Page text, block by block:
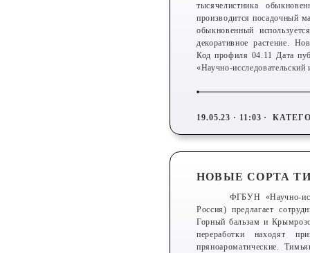
тысячелистника
производится посадочный
обыкновенный
декоративное растение.
Код профиля 04.11 Дата
«Научно-исследовательский
19.05.23 · 11:03 ·
НОВЫЕ СОРТА
ФГБУН «Научно-
Россия) предлагает
Горный бальзам и
переработки находят
пряноароматические.